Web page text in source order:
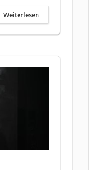
Weiterlesen